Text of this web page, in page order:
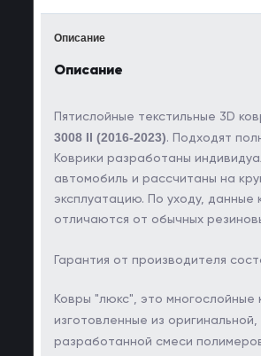
Описание
Описание
Пятислойные текстильные 3D
3008 II (2016-2023). Подходят
Коврики разработаны
автомобиль и рассчитаны на
эксплуатацию. По уходу, данные
отличаются от обычных
Гарантия от производителя
Ковры "люкс", это многослойные
изготовленные из
разработанной смеси